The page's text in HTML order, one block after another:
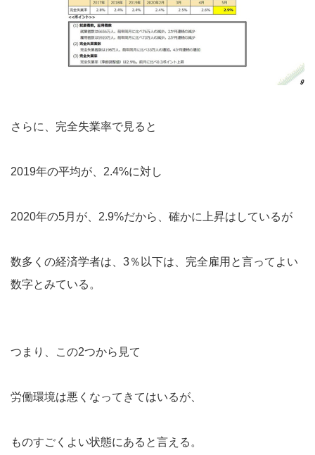
さらに、完全失業率で見ると
2019年の平均が、2.4%に対し
2020年の5月が、2.9%だから、確かに上昇はしているが
数多くの経済学者は、3％以下は、完全雇用と言ってよい
数字とみている。
つまり、この2つから見て
労働環境は悪くなってきてはいるが、
ものすごくよい状態にあると言える。